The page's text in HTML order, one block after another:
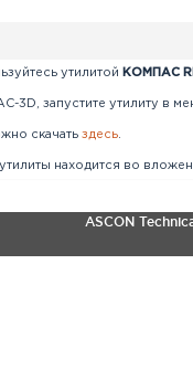
утилитой КОМПАС
3D, запустите утилиту в
скачать здесь.
находится во
ASCON